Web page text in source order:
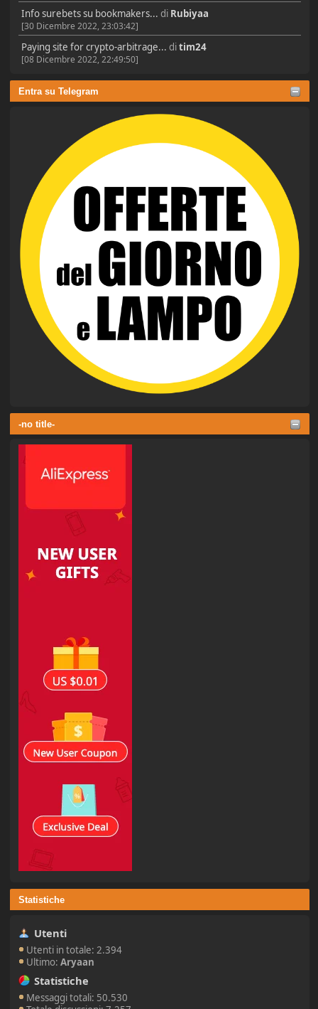
Info surebets su bookmakers... di Rubiyaa
[30 Dicembre 2022, 23:03:42]
Paying site for crypto-arbitrage... ditim24
[08 Dicembre 2022, 22:49:50]
Entra su Telegram
-no title-
Statistiche
Utenti
Utenti in totale: 2.394
Ultimo:Aryaan
Statistiche
Messaggi totali: 50.530